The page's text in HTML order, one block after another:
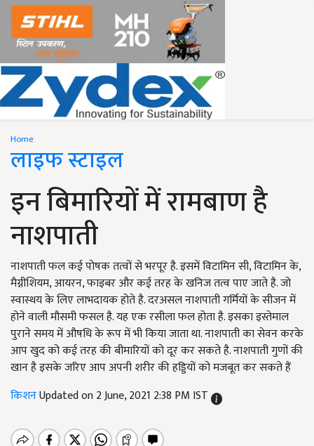
Home
लाइफ स्टाइल
इन बिमारियों में रामबाण है
नाशपाती
नाशपाती फल कई पोषक तत्वों से भरपूर है. इसमें विटामिन सी, विटामिन के,
मैग्नीशियम, आयरन, फाइबर और कई तरह के खनिज तत्व पाए जाते है. जो
स्वास्थय के लिए लाभदायक होते है. दरअसल नाशपाती गर्मियों के सीजन में
होने वाली मौसमी फसल है. यह एक रसीला फल होता है. इसका इस्तेमाल
पुराने समय में औषधि के रूप में भी किया जाता था. नाशपाती का सेवन करके
आप खुद को कई तरह की बीमारियों को दूर कर सकते है. नाशपाती गुणों की
खान है इसके जरिए आप अपनी शरीर की हड्डियों को मजबूत कर सकते हैं
किशनUpdated on 2 June, 2021 2:38 PM IST